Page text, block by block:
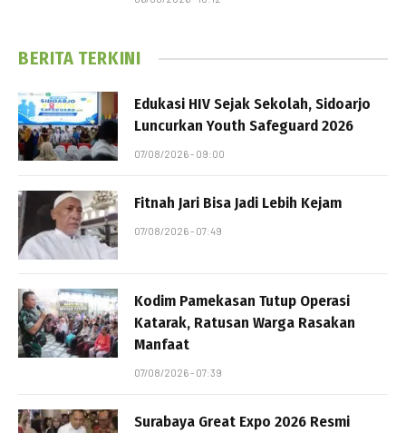
BERITA TERKINI
Edukasi HIV Sejak Sekolah, Sidoarjo
Luncurkan Youth Safeguard 2026
07/08/2026 - 09:00
Fitnah Jari Bisa Jadi Lebih Kejam
07/08/2026 - 07:49
Kodim Pamekasan Tutup Operasi
Katarak, Ratusan Warga Rasakan
Manfaat
07/08/2026 - 07:39
Surabaya Great Expo 2026 Resmi